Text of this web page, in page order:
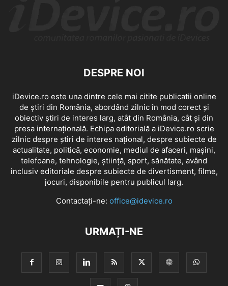
DESPRE NOI
iDevice.ro este una dintre cele mai citite publicatii online
de știri din România, abordând zilnic în mod corect și
obiectiv știri de interes larg, atât din România, cât și din
presa internațională. Echipa editorială a iDevice.ro scrie
zilnic despre știri de interes național, despre subiecte de
actualitate, politică, economie, mediul de afaceri, mașini,
telefoane, tehnologie, știință, sport, sănătate, având
inclusiv editoriale despre subiecte de divertisment, filme,
jocuri, disponibile pentru publicul larg.
Contactați-ne: office@idevice.ro
URMAȚI-NE